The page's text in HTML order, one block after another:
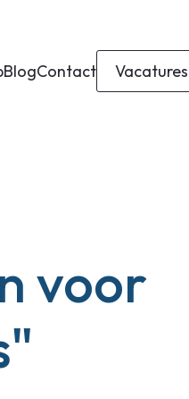
BlogContact Vacatures
voor